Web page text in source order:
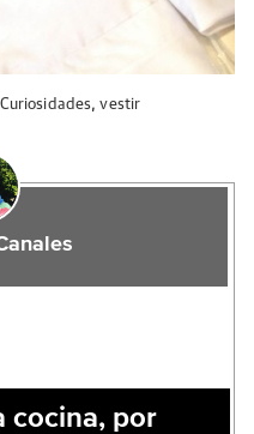
Curiosidades,vestir
cocina, por